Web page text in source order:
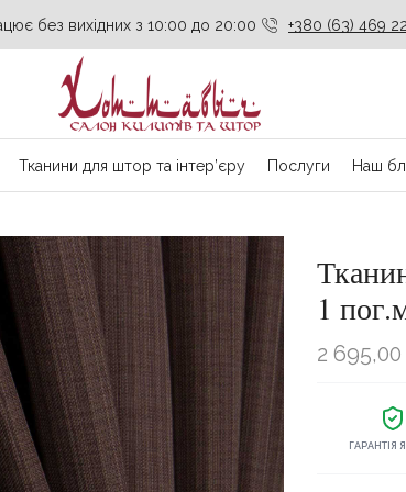
без вихідних з 10:00 до 20:00 +380 (63) 469
Тканини для штор та інтер’єру Послуги Наш
1
2 695,00
ГАРАНТІЯ